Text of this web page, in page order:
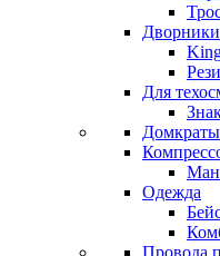
Дворники
Для
Домкраты
Одежда
Провода